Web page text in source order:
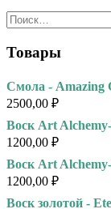
Найти:
Товары
Смола - Amazing
2500,00 ₽
Воск Art
1200,00 ₽
Воск Art
1200,00 ₽
Воск золотой -